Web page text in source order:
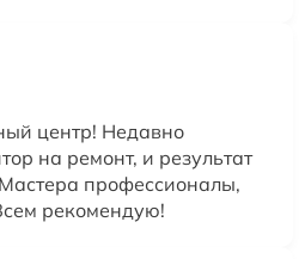
центр! Недавно
на ремонт, и результат
профессионалы,
рекомендую!